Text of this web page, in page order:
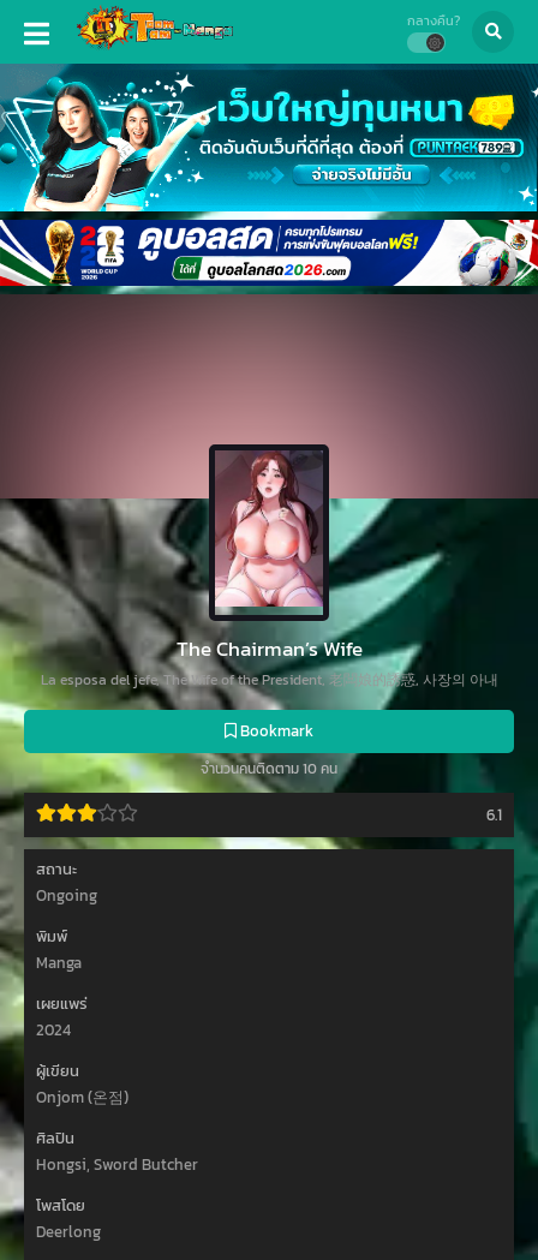
กลางคืน?
The Chairman’s Wife
La esposa del jefe, The Wife of the President, 老闆娘的誘惑, 사장의 아내
Bookmark
จำนวนคนติดตาม 10 คน
6.1
สถานะ
Ongoing
พิมพ์
Manga
เผยแพร่
2024
ผู้เขียน
Onjom (온점)
ศิลปิน
Hongsi, Sword Butcher
โพสโดย
Deerlong